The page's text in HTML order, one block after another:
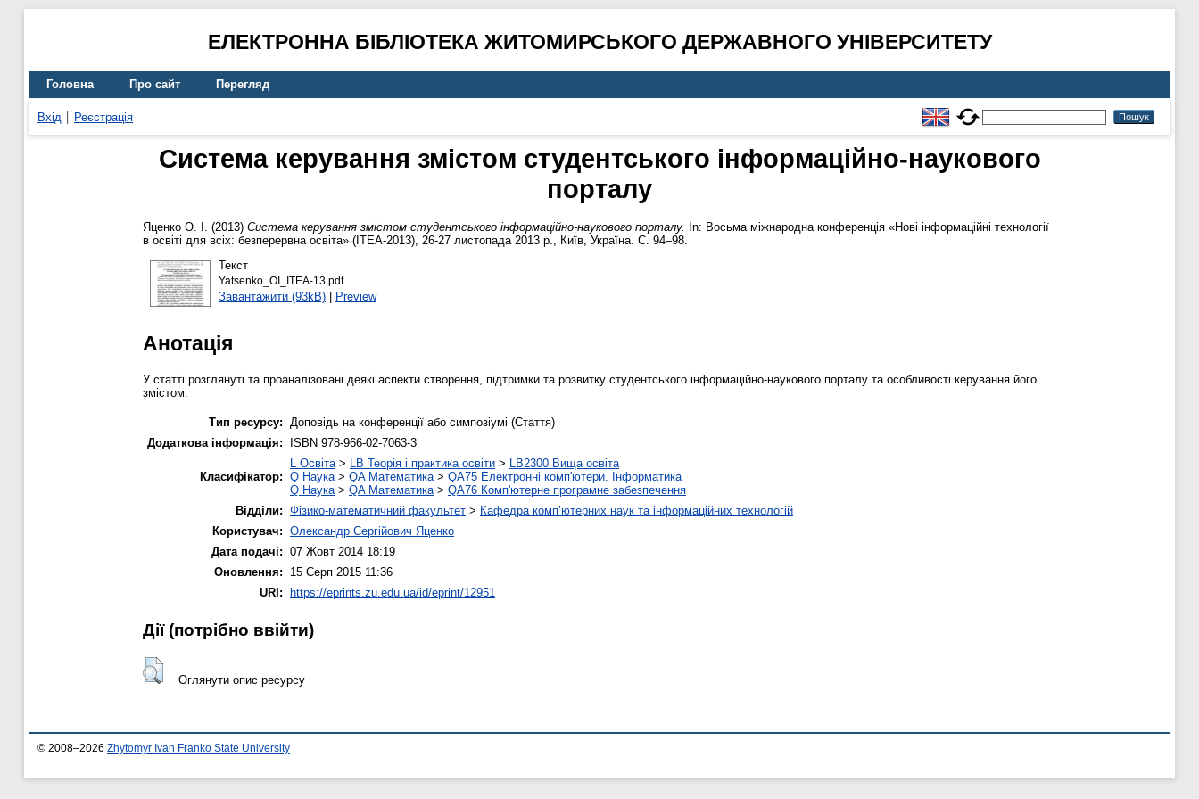
ЕЛЕКТРОННА БІБЛІОТЕКА ЖИТОМИРСЬКОГО ДЕРЖАВНОГО УНІВЕРСИТЕТУ
Головна Про сайт Перегляд
Вхід Реєстрація
Система керування змістом студентського інформаційно-наукового
порталу
Яценко О. І. (2013) Система керування змістом студентського інформаційно-наукового порталу.
In: Восьма міжнародна конференція «Нові інформаційні технології
в освіті для всіх: безперервна освіта» (ITEA-2013), 26-27 листопада 2013 р., Київ, Україна. С. 94–98.
Текст
Yatsenko_OI_ITEA-13.pdf
Завантажити (93kB)| Preview
Анотація
У статті розглянуті та проаналізовані деякі аспекти створення, підтримки та розвитку студентського інформаційно-наукового порталу та особливості керування його
змістом.
Тип ресурсу:
Доповідь на конференції або симпозіумі (Стаття)
Додаткова інформація:
ISBN 978-966-02-7063-3
Класифікатор:
L Освіта > LB Теорія і практика освіти > LB2300 Вища освіта
Q Наука > QA Математика > QA75 Електронні комп'ютери. Інформатика
Q Наука > QA Математика > QA76 Комп'ютерне програмне забезпечення
Відділи: Фізико-математичний факультет > Кафедра комп’ютерних наук та інформаційних технологій
Користувач: Олександр Сергійович Яценко
Дата подачі: 07 Жовт 2014 18:19
Оновлення:
15 Серп 2015 11:36
URI: https://eprints.zu.edu.ua/id/eprint/12951
Дії ​​(потрібно ввійти)
Оглянути опис ресурсу
© 2008–2026 Zhytomyr Ivan Franko State University